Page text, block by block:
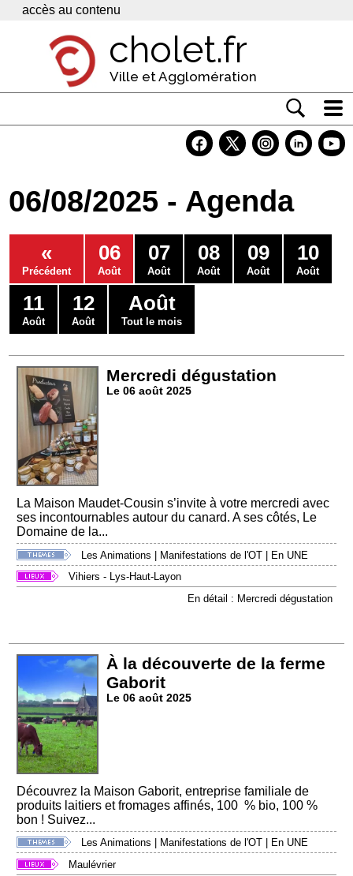
Panneau de gestion des cookies
accès au contenu
cholet.fr
Ville et Agglomération
Economie
Services
Contacts
06/08/2025 - Agenda
«
Précédent
06
Août
07
Août
08
Août
09
Août
10
Août
11
Août
12
Août
Août
Tout le mois
Mercredi dégustation
Le 06 août 2025
La Maison Maudet-Cousin s’invite à votre mercredi avec
ses incontournables autour du canard. A ses côtés, Le
Domaine de la...
Les Animations | Manifestations de l'OT | En UNE
Vihiers - Lys-Haut-Layon
En détail : Mercredi dégustation
À la découverte de la ferme
Gaborit
Le 06 août 2025
Découvrez la Maison Gaborit, entreprise familiale de
produits laitiers et fromages affinés, 100 % bio, 100 %
bon ! Suivez...
Les Animations Manifestations de l'OT
En UNE
Maulévrier